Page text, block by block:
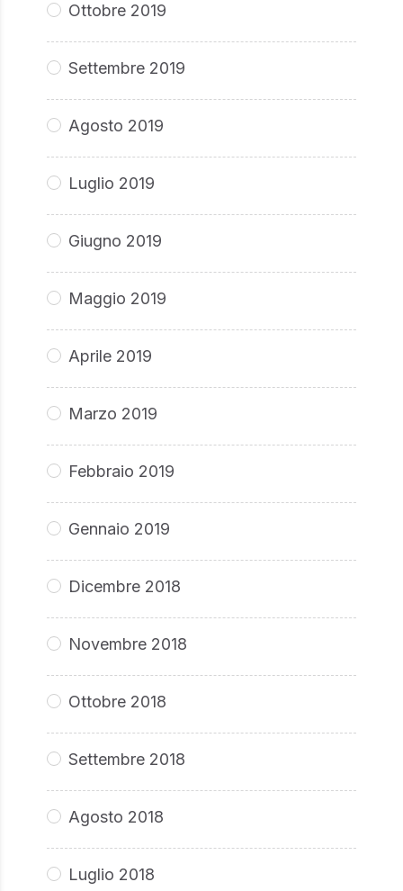
Ottobre 2019
Settembre 2019
Agosto 2019
Luglio 2019
Giugno 2019
Maggio 2019
Aprile 2019
Marzo 2019
Febbraio 2019
Gennaio 2019
Dicembre 2018
Novembre 2018
Ottobre 2018
Settembre 2018
Agosto 2018
Luglio 2018